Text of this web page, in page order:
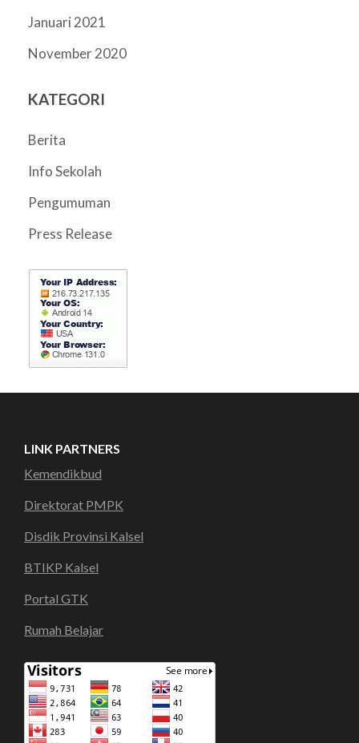
Januari 2021
November 2020
KATEGORI
Berita
Info Sekolah
Pengumuman
Press Release
LINK PARTNERS
Kemendikbud
Direktorat PMPK
Disdik Provinsi Kalsel
BTIKP Kalsel
Portal GTK
Rumah Belajar